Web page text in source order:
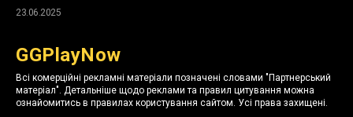
23.06.2025
GGPlayNow
Всі комерційні рекламні матеріали позначені словами "Партнерський
матеріал". Детальніше щодо реклами та правил цитування можна
ознайомитись в правилах користування сайтом. Усі права захищені.